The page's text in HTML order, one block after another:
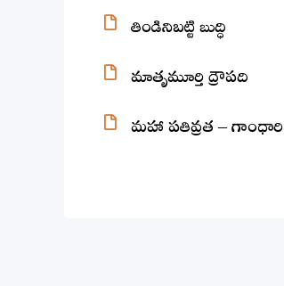
తిండినిబట్టి బుద్ధి
మాతృమూర్తి ద్రౌపది
మహా పతివ్రత – గాంధారి